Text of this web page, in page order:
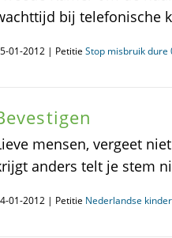
bij telefonische
01-2012 | Petitie Stop misbruik dure
mensen, vergeet
anders telt je stem
01-2012 | Petitie Nederlandse